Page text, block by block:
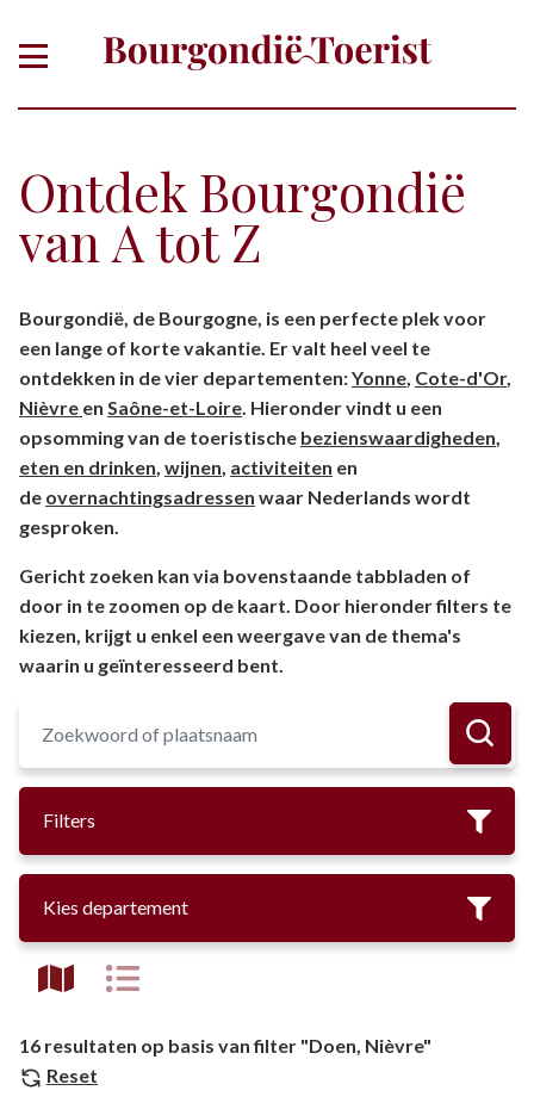
Ontdek Bourgondië
van A tot Z
departement
Bourgondië, de Bourgogne, is een perfecte plek voor
een lange of korte vakantie. Er valt heel veel te
ontdekken in de vier departementen:Yonne, Cote-d'Or,
Nièvre en Saône-et-Loire. Hieronder vindt u een
opsomming van de toeristische bezienswaardigheden,
eten en drinken, wijnen, activiteiten en
de overnachtingsadressen waar Nederlands wordt
gesproken.
Gericht zoeken kan via bovenstaande tabbladen of
door in te zoomen op de kaart. Door hieronder filters te
kiezen, krijgt u enkel een weergave van de thema's
waarin u geïnteresseerd bent.
Filters
Kies departement
16 resultaten op basis van filter "Doen, Nièvre"
Reset